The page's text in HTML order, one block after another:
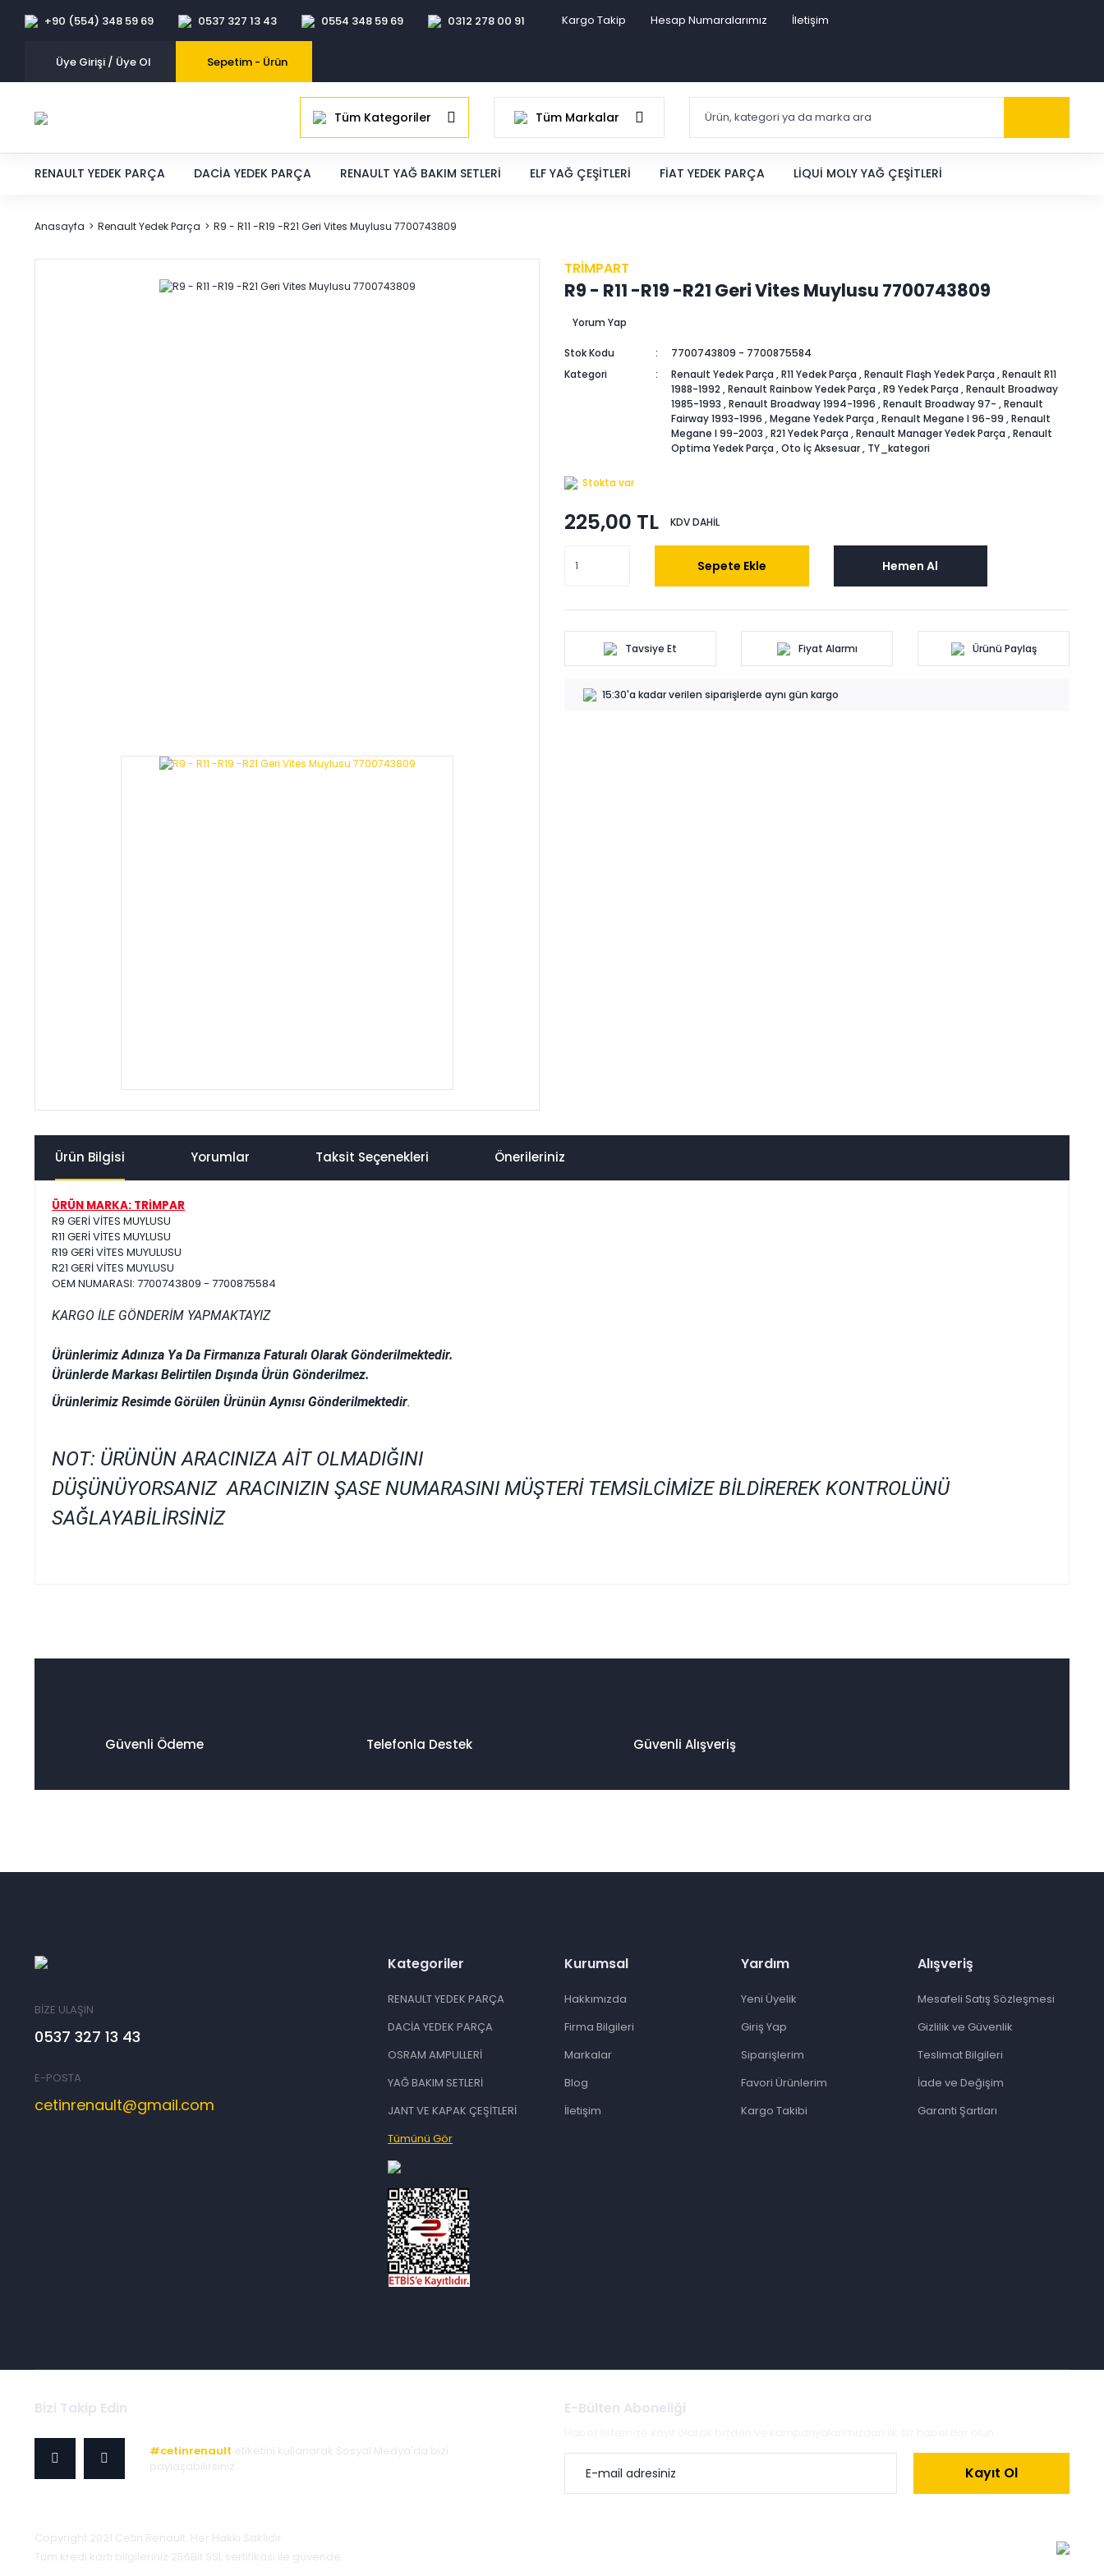
+90 (554) 348 59 69 0537 327 13 43 0554 348 59 69 0312 278 00 91 Kargo Takip Hesap Numaralarımız İletişim
Üye Girişi / Üye Ol Sepetim - Ürün
Tüm Kategoriler Tüm Markalar
RENAULT YEDEK PARÇA DACIA YEDEK PARÇA RENAULT YAĞ BAKIM SETLERI ELF YAĞ ÇEŞITLERI FIAT YEDEK PARÇA LIQUI MOLY YAĞ ÇEŞITLERI
Anasayfa Renault Yedek Parça R9 - R11 -R19 -R21 Geri Vites Muylusu 7700743809
TRİMPART
R9 - R11 -R19 -R21 Geri Vites Muylusu 7700743809
Yorum Yap
Stok Kodu
7700743809 - 7700875584
Kategori
Renault Yedek Parça ,R11 Yedek Parça ,Renault Flaşh Yedek Parça ,Renault R11
1988-1992 ,Renault Rainbow Yedek Parça ,R9 Yedek Parça ,Renault Broadway
1985-1993 ,Renault Broadway 1994-1996 ,Renault Broadway 97- ,Renault
Fairway 1993-1996 ,Megane Yedek Parça ,Renault Megane I 96-99 ,Renault
Megane I 99-2003 ,R21 Yedek Parça ,Renault Manager Yedek Parça ,Renault
Optima Yedek Parça ,Oto İç Aksesuar, TY_kategori
Stokta var
225,00 TL KDV DAHİL
Sepete Ekle Hemen Al
Tavsiye Et Fiyat Alarmı Ürünü Paylaş
15:30'a kadar verilen siparişlerde aynı gün kargo
Ürün Bilgisi Yorumlar Taksit Seçenekleri Önerileriniz
ÜRÜN MARKA: TRİMPAR
R9 GERİ VİTES MUYLUSU
R11 GERİ VİTES MUYLUSU
R19 GERİ VİTES MUYULUSU
R21 GERİ VİTES MUYLUSU
OEM NUMARASI: 7700743809 - 7700875584
KARGO İLE GÖNDERİM YAPMAKTAYIZ
Ürünlerimiz Adınıza Ya Da Firmanıza Faturalı Olarak Gönderilmektedir.
Ürünlerde Markası Belirtilen Dışında Ürün Gönderilmez.
Ürünlerimiz Resimde Görülen Ürünün Aynısı Gönderilmektedir.
NOT: ÜRÜNÜN ARACINIZA AİT OLMADIĞINI
DÜŞÜNÜYORSANIZ ARACINIZIN ŞASE NUMARASINI MÜŞTERİ TEMSİLCİMİZE BİLDİREREK KONTROLÜNÜ
SAĞLAYABİLİRSİNİZ
Ürün fiyatı diğer sitelerden daha pahalı.
Güvenli Ödeme Telefonla Destek Güvenli Alışveriş
BİZE ULAŞIN
0537 327 13 43
E-POSTA
cetinrenault@gmail.com
Kategoriler
RENAULT YEDEK PARÇA
DACİA YEDEK PARÇA
OSRAM AMPULLERİ
YAĞ BAKIM SETLERİ
JANT VE KAPAK ÇEŞİTLERİ
Tümünü Gör
Kurumsal
Hakkımızda
Firma Bilgileri
Markalar
Blog
İletişim
Yardım
Yeni Üyelik
Giriş Yap
Siparişlerim
Favori Ürünlerim
Kargo Takibi
Alışveriş
Mesafeli Satış Sözleşmesi
Gizlilik ve Güvenlik
Teslimat Bilgileri
İade ve Değişim
Garanti Şartları
Bizi Takip Edin
#cetinrenault etiketini kullanarak Sosyal Medya'da bizi
paylaşabilirsiniz.
E-Bülten Aboneliği
Kayıt Ol
Copyright 2021 Cetin Renault. Her Hakkı Saklıdır.
Tüm kredi kartı bilgileriniz 256Bit SSL sertifikası ile güvende.